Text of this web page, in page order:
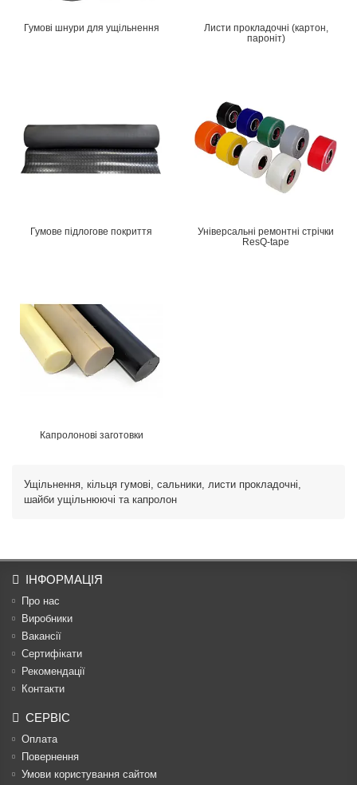
Гумові шнури для ущільнення
Листи прокладочні (картон,
пароніт)
Гумове підлогове покриття
Універсальні ремонтні стрічки
ResQ-tape
Капролонові заготовки
Ущільнення, кільця гумові, сальники, листи прокладочні,
шайби ущільнюючі та капролон
ІНФОРМАЦІЯ
Про нас
Виробники
Вакансії
Сертифікати
Рекомендації
Контакти
СЕРВІС
Оплата
Повернення
Умови користування сайтом